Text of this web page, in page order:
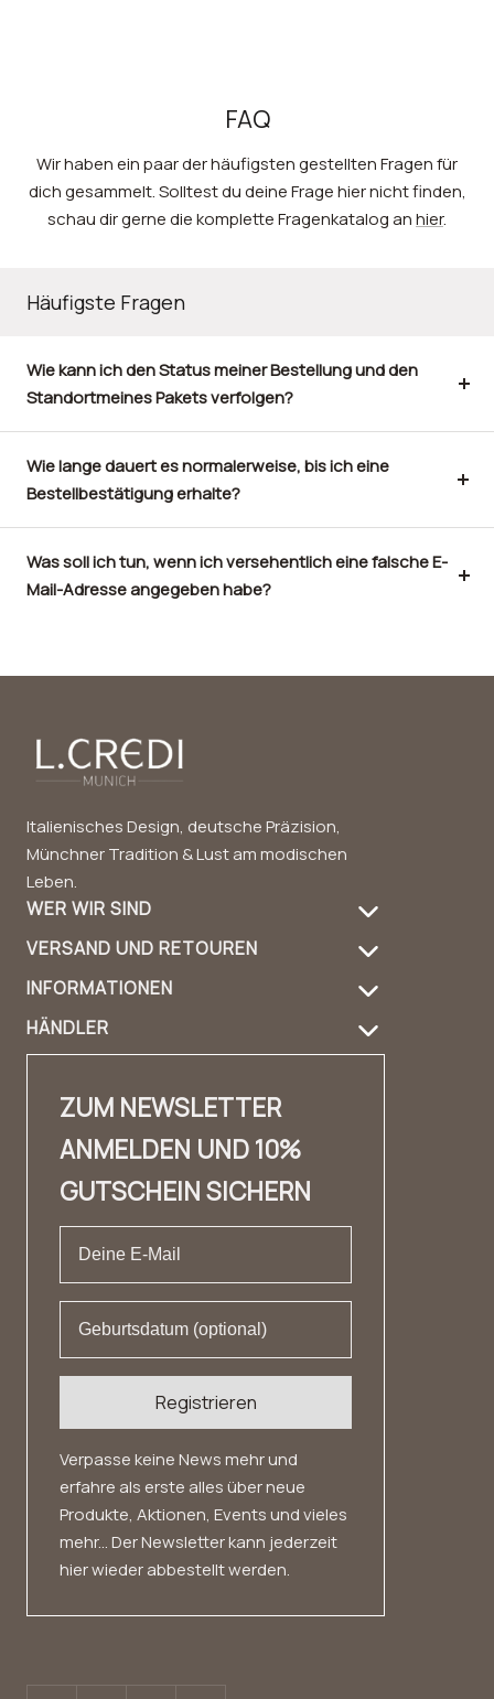
FAQ
Wir haben ein paar der häufigsten gestellten Fragen für
dich gesammelt. Solltest du deine Frage hier nicht finden,
schau dir gerne die komplette Fragenkatalog anhier.
Häufigste Fragen
Wie kann ich den Status meiner Bestellung und den
Standortmeines Pakets verfolgen?
Wie lange dauert es normalerweise, bis ich eine
Bestellbestätigung erhalte?
Was soll ich tun, wenn ich versehentlich eine falsche E-
Mail-Adresse angegeben habe?
Italienisches Design, deutsche Präzision,
Münchner Tradition & Lust am modischen
Leben.
WER WIR SIND
Über uns
Produktpflege
Handbag Guide
Lookbook
Erfahrungsberichte
VERSAND UND RETOUREN
Versandinformation
Retouren
INFORMATIONEN
FAQ
✨ Karriere ✨
Impressum
Datenschutz
HÄNDLER
Händler Kontakt
Fashion Cloud
Private Label
ZUM NEWSLETTER
ANMELDEN UND 10%
GUTSCHEIN SICHERN
Registrieren
Verpasse keine News mehr und
erfahre als erste alles über neue
Produkte, Aktionen, Events und vieles
mehr... Der Newsletter kann jederzeit
hier wieder abbestellt werden.